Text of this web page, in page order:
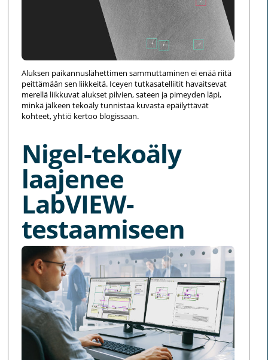
Aluksen paikannuslähettimen sammuttaminen ei enää riitä
peittämään sen liikkeitä. Iceyen tutkasatelliitit havaitsevat
merellä liikkuvat alukset pilvien, sateen ja pimeyden läpi,
minkä jälkeen tekoäly tunnistaa kuvasta epäilyttävät
kohteet, yhtiö kertoo blogissaan.
Nigel-tekoäly
laajenee
LabVIEW-
testaamiseen